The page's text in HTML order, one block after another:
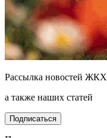
Рассылка новостей ЖКХ
а также наших статей
Подписаться